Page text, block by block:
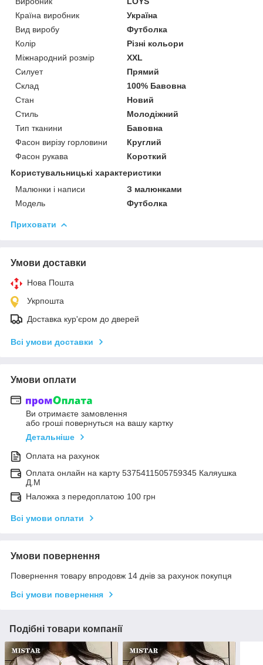
Країна виробник
Україна
Вид виробу
Футболка
Колір
Різні кольори
Міжнародний розмір
XXL
Силует
Прямий
Склад
100% Бавовна
Стан
Новий
Стиль
Молодіжний
Тип тканини
Бавовна
Фасон вирізу горловини
Круглий
Фасон рукава
Короткий
Користувальницькі характеристики
Малюнки і написи
З малюнками
Модель
Футболка
Приховати
Умови доставки
Нова Пошта
Укрпошта
Доставка кур'єром до дверей
Всі умови доставки
Умови оплати
Ви отримаєте замовлення
або гроші повернуться на вашу картку
Детальніше
Оплата на рахунок
Оплата онлайн на карту 5375411505759345 Каляушка
Д.М
Наложка з передоплатою 100 грн
Всі умови оплати
Умови повернення
Повернення товару впродовж 14 днів за рахунок покупця
Всі умови повернення
Подібні товари компанії